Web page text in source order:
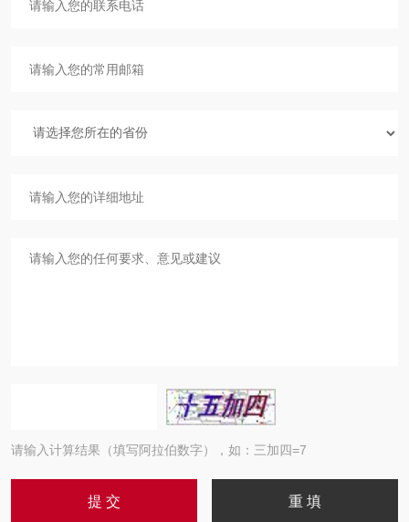
请输入计算结果（填写阿拉伯数字），如：三加四=7